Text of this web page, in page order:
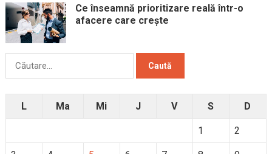
Ce înseamnă prioritizare reală într-o
afacere care crește
Caută
L Ma Mi J V S D
1 2